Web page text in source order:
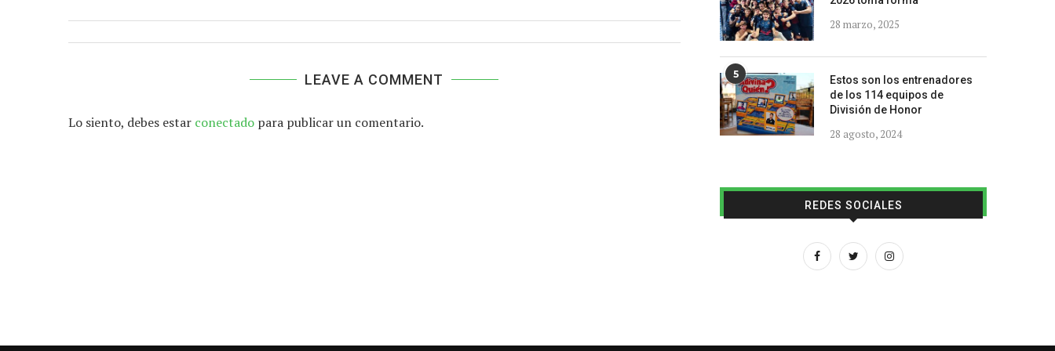
LEAVE A COMMENT
Lo siento, debes estar conectado para publicar un comentario.
28 marzo, 2025
5
Estos son los entrenadores
de los 114 equipos de
División de Honor
28 agosto, 2024
REDES SOCIALES